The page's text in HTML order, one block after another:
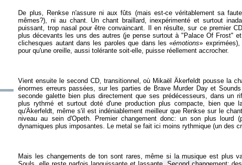
De plus, Renkse n'assure ni aux fûts (mais est-ce véritablement sa
mêmes?), ni au chant. Un chant braillard, inexpérimenté et surtout
puissant, trop nasal pour être convaincant. Il en résulte, sur ce premier
plus décevants les uns des autres (je pense surtout à "Palace Of Frost"
clichesques autant dans les paroles que dans les «émotions»
Vient ensuite le second CD, transitionnel, où Mikaël Äkerfeldt pousse la
énormes erreurs passées, sur les parties de Brave Murder Dayet
seconde galette bien plus directement que ses prédécesseurs, dans un
plus rythmé et surtout doté d'une production plus compacte, bien
qu'Äkerfeldt, même s'il est indéniablement meilleur que Renkse sur le
niveau au sein d'Opeth. Premier changement donc: un son plus lourd
Mais les changements de ton sont rares, même si la musique est plus